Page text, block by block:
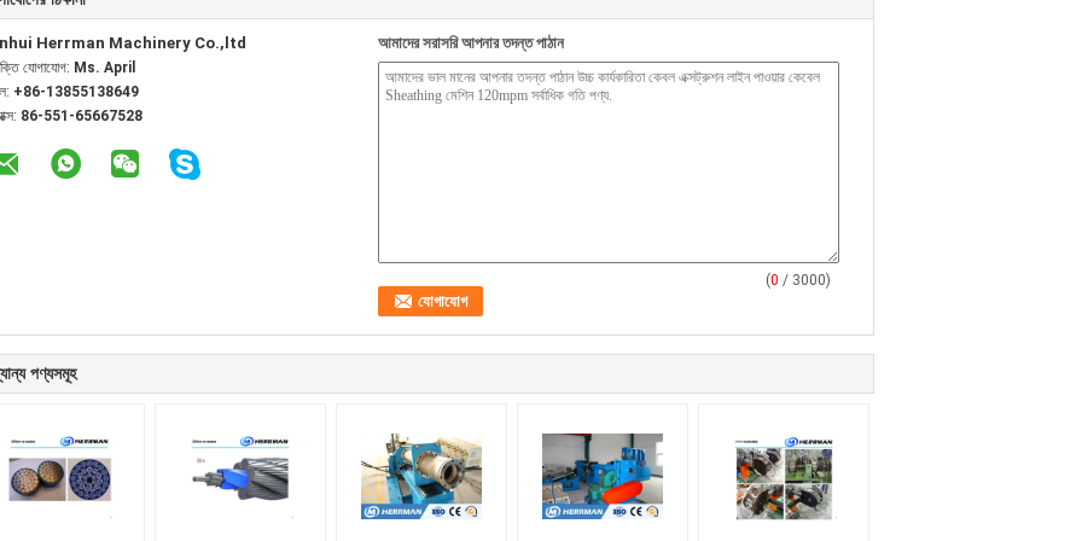
Herrman Machinery Co.,ltd
যোগাযোগ: Ms. April
+86-13855138649
86-551-65667528
আমাদের সরাসরি আপনার তদন্ত পাঠান
(0 / 3000)
পণ্যসমূহ